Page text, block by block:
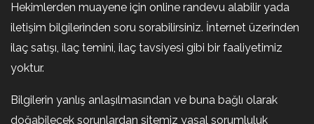
Hekimlerden muayene için online randevu alabilir yada
iletişim bilgilerinden soru sorabilirsiniz. İnternet üzerinden
ilaç satışı, ilaç temini, ilaç tavsiyesi gibi bir faaliyetimiz
yoktur.
Bilgilerin yanlış anlaşılmasından ve buna bağlı olarak
doğabilecek sorunlardan sitemiz yasal sorumluluk